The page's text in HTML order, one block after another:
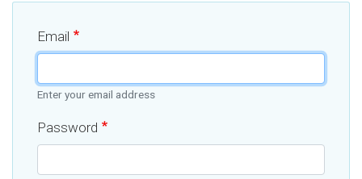
Email
Enter your email address
Password